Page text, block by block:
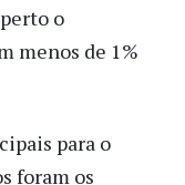
o
menos de 1%
para o
foram os